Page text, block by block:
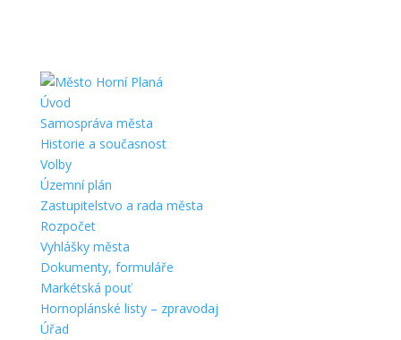
Úvod
Samospráva města
Historie a současnost
Volby
Územní plán
Zastupitelstvo a rada města
Rozpočet
Vyhlášky města
Dokumenty, formuláře
Markétská pouť
Hornoplánské listy – zpravodaj
Úřad